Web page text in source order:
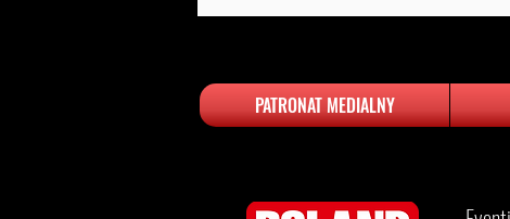
PATRONAT MEDIALNY